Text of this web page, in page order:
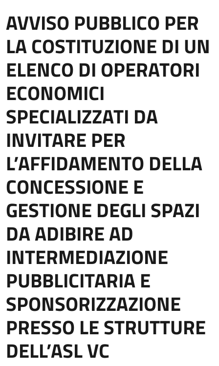
AVVISO PUBBLICO PER
LA COSTITUZIONE DI UN
ELENCO DI OPERATORI
ECONOMICI
SPECIALIZZATI DA
INVITARE PER
L’AFFIDAMENTO DELLA
CONCESSIONE E
GESTIONE DEGLI SPAZI
DA ADIBIRE AD
INTERMEDIAZIONE
PUBBLICITARIA E
SPONSORIZZAZIONE
PRESSO LE STRUTTURE
DELL’ASL VC